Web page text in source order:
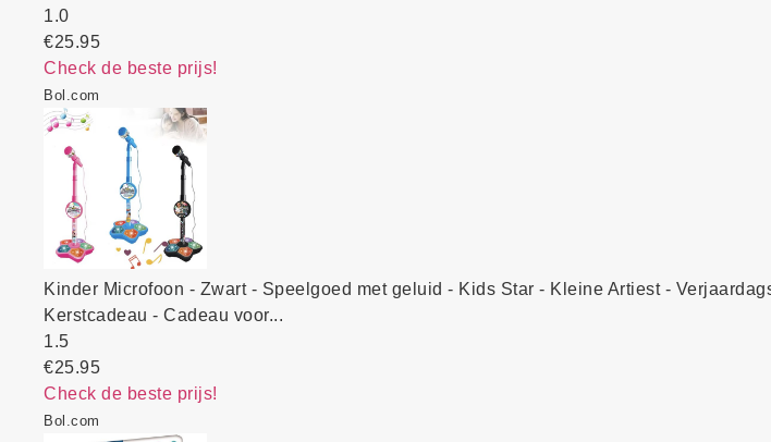
1.0
€25.95
Check de beste prijs!
Bol.com
Kinder Microfoon - Zwart - Speelgoed met geluid - Kids Star - Kleine Artiest -
Kerstcadeau - Cadeau voor...
1.5
€25.95
Check de beste prijs!
Bol.com